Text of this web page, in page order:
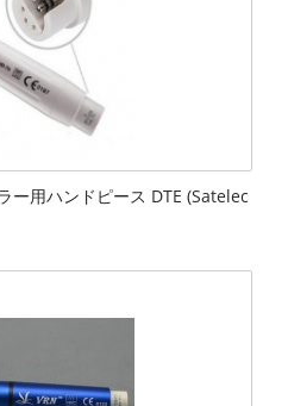
用ハンドピース DTE (Satelec